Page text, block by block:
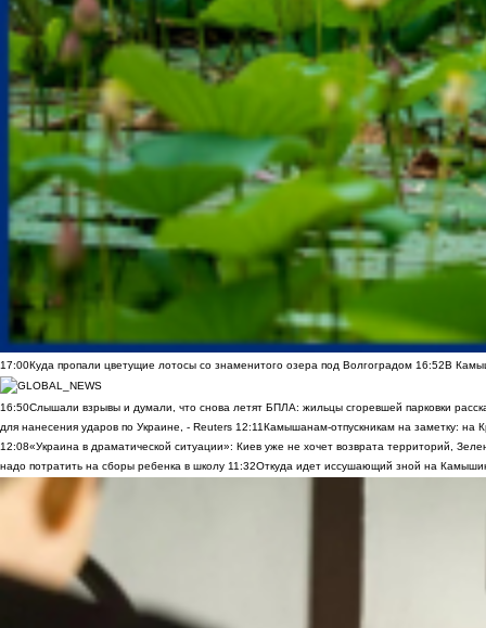
17:00Куда пропали цветущие лотосы со знаменитого озера под Волгоградом 16:52В
16:50Слышали взрывы и думали, что снова летят БПЛА: жильцы сгоревшей парковки
для нанесения ударов по Украине, - Reuters 12:11Камышанам-отпускникам на заметку: на
12:08«Украина в драматической ситуации»: Киев уже не хочет возврата территорий,
надо потратить на сборы ребенка в школу 11:32Откуда идет иссушающий зной на